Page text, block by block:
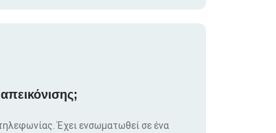
Έχει ενσωματωθεί σε ένα